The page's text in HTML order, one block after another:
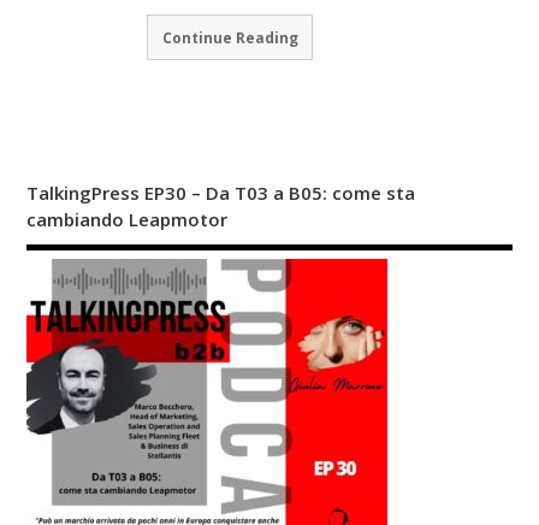
Continue Reading
TalkingPress EP30 – Da T03 a B05: come sta
cambiando Leapmotor